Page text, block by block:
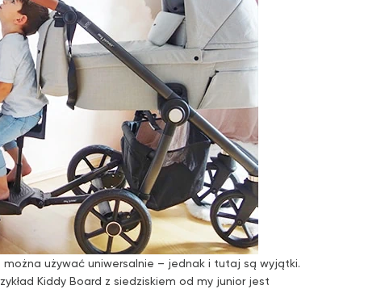
można używać uniwersalnie – jednak i tutaj są wyjątki.
Kiddy Board z siedziskiem od my junior jest